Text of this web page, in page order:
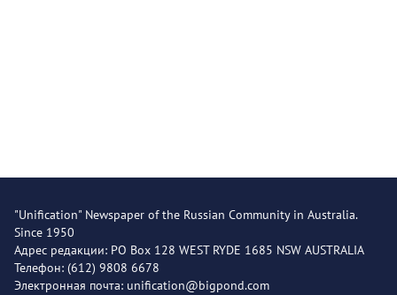
"Unification" Newspaper of the Russian Community in Australia.
Since 1950
Адрес редакции: PO Box 128 WEST RYDE 1685 NSW AUSTRALIA
Телефон: (612) 9808 6678
Электронная почта: unification@bigpond.com